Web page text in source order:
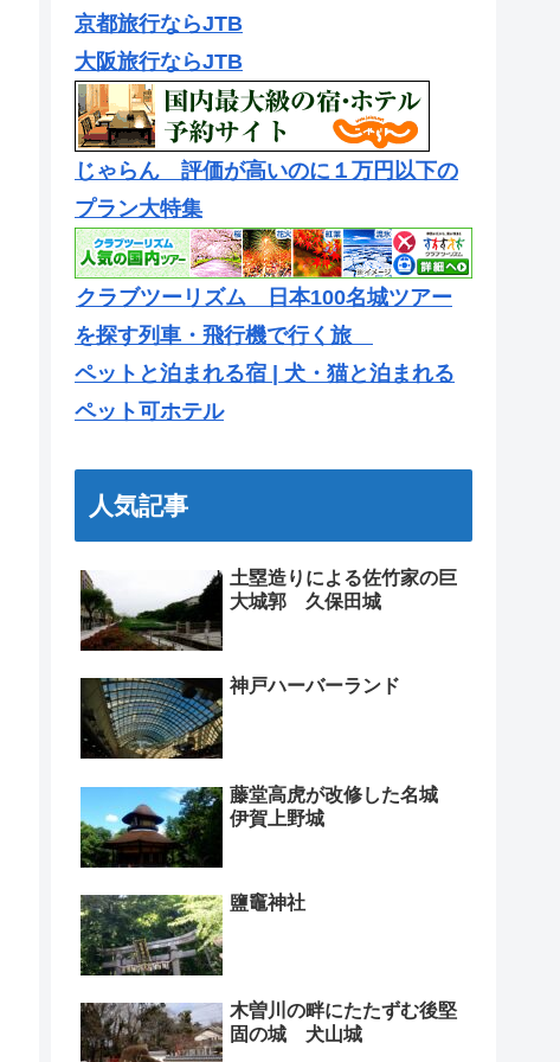
京都旅行ならJTB
大阪旅行ならJTB
じゃらん 評価が高いのに１万円以下の
プラン大特集
クラブツーリズム 日本100名城ツアー
を探す列車・飛行機で行く旅
ペットと泊まれる宿 | 犬・猫と泊まれる
ペット可ホテル
人気記事
土塁造りによる佐竹家の巨
大城郭 久保田城
神戸ハーバーランド
藤堂高虎が改修した名城
伊賀上野城
鹽竈神社
木曽川の畔にたたずむ後堅
固の城 犬山城